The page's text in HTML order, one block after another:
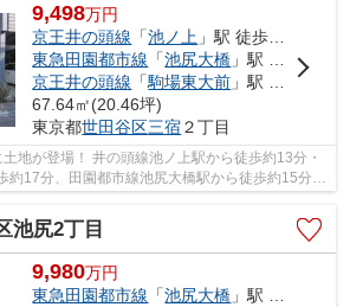
9,498万円
京王井の頭線 「池ノ上 」駅 徒歩13分
東急田園都市線 「池尻大橋 」駅 徒歩15分
京王井の頭線 「駒場東大前 」駅 徒歩17分
67.64㎡(20.46坪)
東京都世田谷区三宿２丁目
地が登場！ 井の頭線池ノ上駅から徒歩約13分・
約17分、田園都市線池尻大橋駅から徒歩約15分！
池尻2丁目
9,980万円
東急田園都市線 「池尻大橋 」駅 徒歩5分